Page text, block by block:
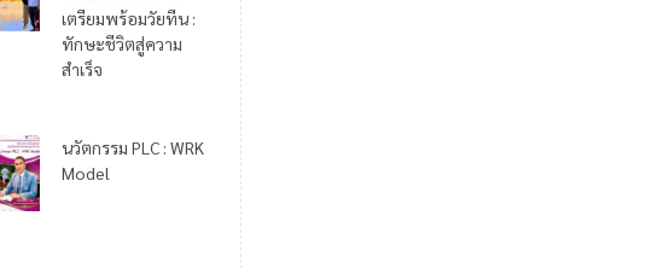
เตรียมพร้อมวัยทีน :
ทักษะชีวิตสู่ความ
สำเร็จ
นวัตกรรม PLC : WRK
Model